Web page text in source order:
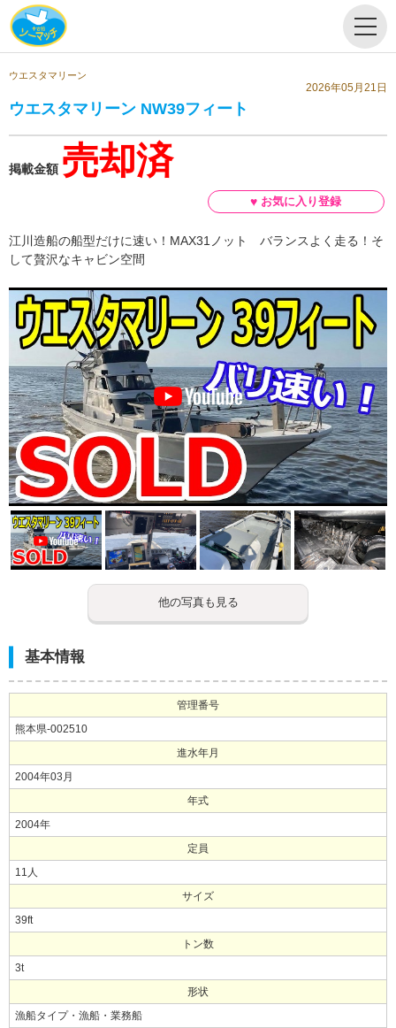
ウエスタマリーン
2026年05月21日
ウエスタマリーン NW39フィート
掲載金額 売却済
江川造船の船型だけに速い！MAX31ノット バランスよく走る！そ
して贅沢なキャビン空間
他の写真も見る
基本情報
管理番号
熊本県-002510
進水年月
2004年03月
年式
2004年
定員
11人
サイズ
39ft
トン数
3t
形状
漁船タイプ・漁船・業務船